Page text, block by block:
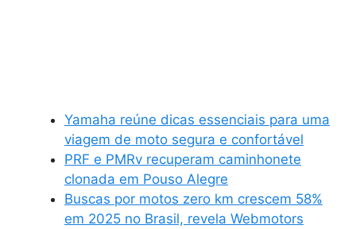
Yamaha reúne dicas essenciais para uma
viagem de moto segura e confortável
PRF e PMRv recuperam caminhonete
clonada em Pouso Alegre
Buscas por motos zero km crescem 58%
em 2025 no Brasil, revela Webmotors